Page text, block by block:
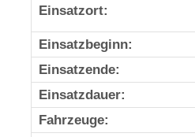
Einsatzort:
Einsatzbeginn:
Einsatzende:
Einsatzdauer:
Fahrzeuge: